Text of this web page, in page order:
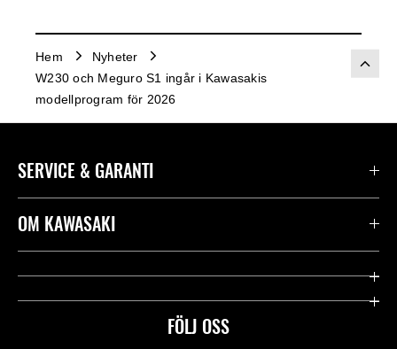
Hem
Nyheter
W230 och Meguro S1 ingår i Kawasakis
modellprogram för 2026
FÖLJ OSS
SERVICE & GARANTI
Kontakta oss
Användbara länkar
OM KAWASAKI
Företag